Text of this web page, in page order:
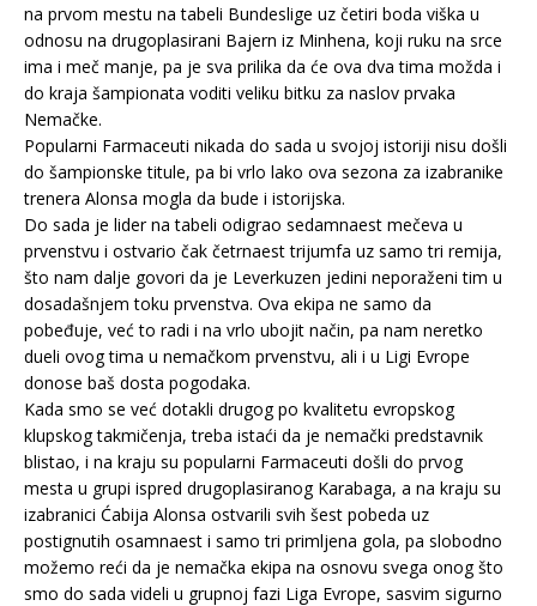
na prvom mestu na tabeli Bundeslige uz četiri boda viška u
odnosu na drugoplasirani Bajern iz Minhena, koji ruku na srce
ima i meč manje, pa je sva prilika da će ova dva tima možda i
do kraja šampionata voditi veliku bitku za naslov prvaka
Nemačke.
Popularni Farmaceuti nikada do sada u svojoj istoriji nisu došli
do šampionske titule, pa bi vrlo lako ova sezona za izabranike
trenera Alonsa mogla da bude i istorijska.
Do sada je lider na tabeli odigrao sedamnaest mečeva u
prvenstvu i ostvario čak četrnaest trijumfa uz samo tri remija,
što nam dalje govori da je Leverkuzen jedini neporaženi tim u
dosadašnjem toku prvenstva. Ova ekipa ne samo da
pobeđuje, već to radi i na vrlo ubojit način, pa nam neretko
dueli ovog tima u nemačkom prvenstvu, ali i u Ligi Evrope
donose baš dosta pogodaka.
Kada smo se već dotakli drugog po kvalitetu evropskog
klupskog takmičenja, treba istaći da je nemački predstavnik
blistao, i na kraju su popularni Farmaceuti došli do prvog
mesta u grupi ispred drugoplasiranog Karabaga, a na kraju su
izabranici Ćabija Alonsa ostvarili svih šest pobeda uz
postignutih osamnaest i samo tri primljena gola, pa slobodno
možemo reći da je nemačka ekipa na osnovu svega onog što
smo do sada videli u grupnoj fazi Liga Evrope, sasvim sigurno